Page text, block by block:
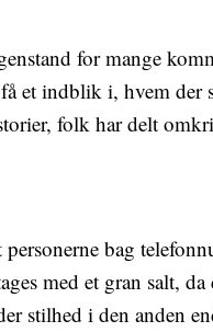
for mange
et indblik i, hvem
folk har delt
bag
med et gran salt,
stilhed i den anden